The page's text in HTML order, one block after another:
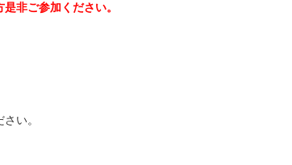
非ご参加ください。
い。